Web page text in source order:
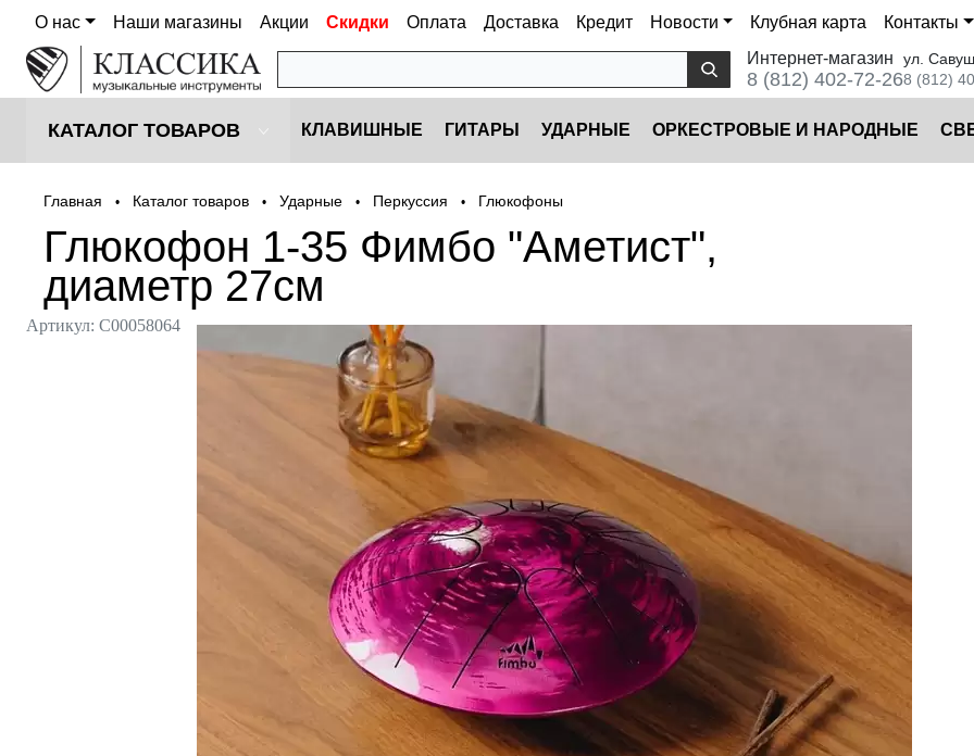
О нас Наши магазины Акции Скидки Оплата Доставка Кредит Новости Клубная карта
Контакты
Интернет-магазин
8 (812) 402-72-26
ул.
8 (812)
КАТАЛОГ ТОВАРОВ КЛАВИШНЫЕ ГИТАРЫ УДАРНЫЕ ОРКЕСТРОВЫЕ И НАРОДНЫЕ
Главная • Каталог товаров • Ударные • Перкуссия • Глюкофоны
Глюкофон 1-35 Фимбо "Аметист",
диаметр 27см
Артикул: С00058064